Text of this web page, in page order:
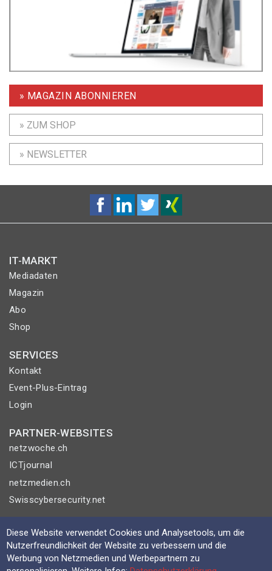
» MAGAZIN ABONNIEREN
» ZUM SHOP
» NEWSLETTER
IT-MARKT
Mediadaten
Magazin
Abo
Shop
SERVICES
Kontakt
Event-Plus-Eintrag
Login
PARTNER-WEBSITES
netzwoche.ch
ICTjournal
netzmedien.ch
Swisscybersecurity.net
© NETZMEDIEN AG 2026
Impressum
AGB
Diese Website verwendet Cookies und Analysetools, um die
Nutzerfreundlichkeit der Website zu verbessern und die
Werbung von Netzmedien und Werbepartnern zu